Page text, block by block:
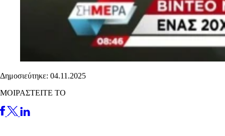
Δημοσιεύτηκε: 04.11.2025
ΜΟΙΡΑΣΤΕΙΤΕ ΤΟ